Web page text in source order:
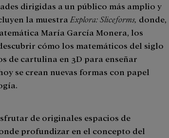
dirigidas a un público más amplio y
la muestra Explora: Sliceforms, donde,
María García Monera, los
cómo los matemáticos del siglo
de cartulina en 3D para enseñar
se crean nuevas formas con papel
de originales espacios de
profundizar en el concepto del